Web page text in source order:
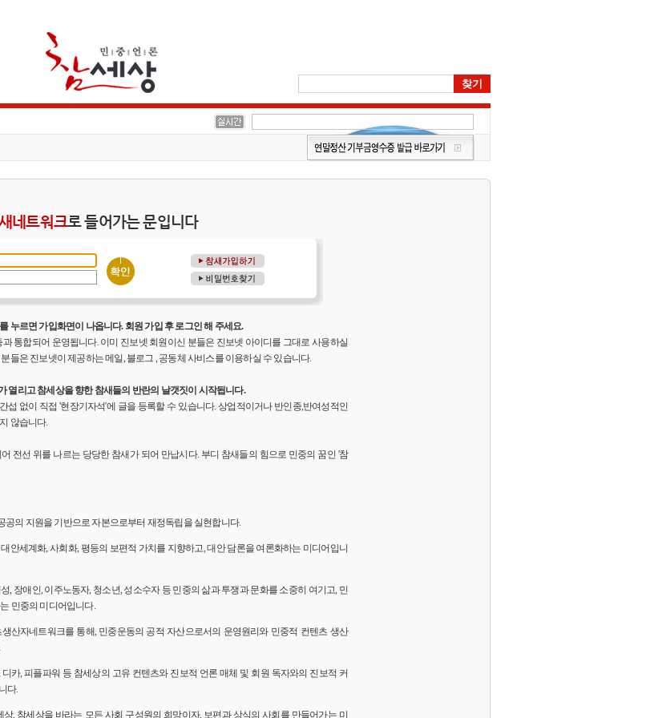
네트워크로 들어가는 문입니다
누르면 가입화면이 나옵니다. 회원 가입 후 로그인 해 주세요.
통합되어 운영됩니다. 이미 진보넷 회원이신 분들은 진보넷 아이디를 그대로 사용하실
들은 진보넷이 제공하는 메일, 블로그 , 공동체 사비스를 이용하실 수 있습니다.
열리고 참세상을 향한 참새들의 반란의 날갯짓이 시작됩니다.
섭 없이 직접 '현장기자석'에 글을 등록할 수 있습니다. 상업적이거나 반인종,반여성적인
않습니다.
전선 위를 나르는 당당한 참새가 되어 만납시다. 부디 참새들의 힘으로 민중의 꿈인 '참
공의 지원을 기반으로 자본으로부터 재정독립을 실현합니다.
안세계화, 사회화, 평등의 보편적 가치를 지향하고, 대안 담론을 여론화하는 미디어입니
, 장애인, 이주노동자, 청소년, 성소수자 등 민중의 삶과 투쟁과 문화를 소중히 여기고, 민
민중의 미디어입니다.
산자네트워크를 통해, 민중운동의 공적 자산으로서의 운영원리와 민중적 컨텐츠 생산
카, 피플파워 등 참세상의 고유 컨텐츠와 진보적 언론 매체 및 회원 독자와의 진보적 커
다.
, 참세상을 바라는 모든 사회 구성원의 희망이자, 보편과 상식의 사회를 만들어가는 미